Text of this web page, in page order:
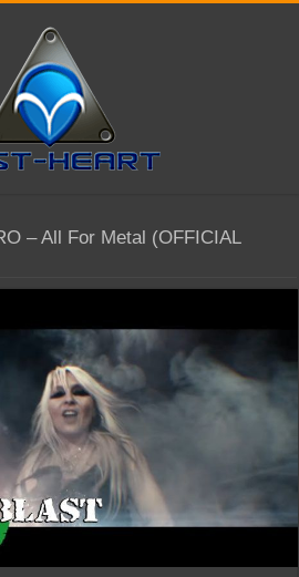
– All For Metal (OFFICIAL